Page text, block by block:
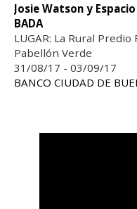
Josie Watson y
BADA
LUGAR: La Rural
Pabellón Verde
31/08/17 - 03/09/17
BANCO CIUDAD DE